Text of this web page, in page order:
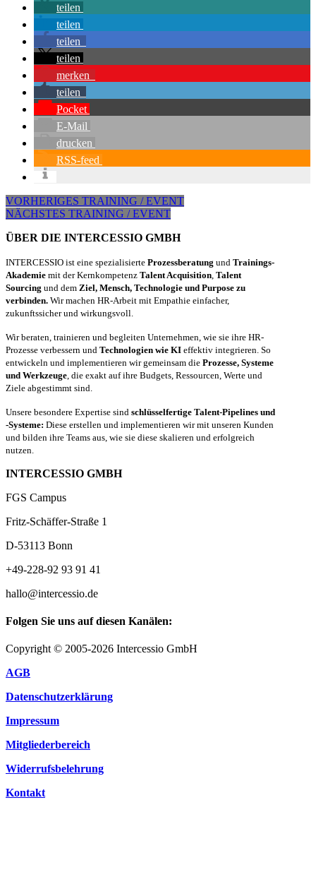
teilen
teilen
teilen
teilen
merken
teilen
Pocket
E-Mail
drucken
RSS-feed
VORHERIGES TRAINING / EVENT
NÄCHSTES TRAINING / EVENT
ÜBER DIE INTERCESSIO GMBH
INTERCESSIO ist eine spezialisierte Prozessberatung und Trainings-
Akademie mit der Kernkompetenz Talent Acquisition Talent
Sourcing und dem Ziel, Mensch, Technologie und Purpose zu
verbinden. Wir machen HR-Arbeit mit Empathie einfacher,
zukunftssicher und wirkungsvoll.
Wir beraten, trainieren und begleiten Unternehmen, wie sie ihre HR-
Prozesse verbessern und Technologien wie KI effektiv integrieren. So
entwickeln und implementieren wir gemeinsam die Prozesse, Systeme
und Werkzeuge , die exakt auf ihre Budgets, Ressourcen, Werte und
Ziele abgestimmt sind.
Unsere besondere Expertise sind schlüsselfertige Talent-Pipelines und
-Systeme: Diese erstellen und implementieren wir mit unseren Kunden
und bilden ihre Teams aus, wie sie diese skalieren und erfolgreich
nutzen.
INTERCESSIO GMBH
FGS Campus
Fritz-Schäffer-Straße 1
D-53113 Bonn
+49-228-92 93 91 41
hallo@intercessio.de
Folgen Sie uns auf diesen Kanälen:
Copyright © 2005-2026 Intercessio GmbH
AGB
Datenschutzerklärung
Impressum
Mitgliederbereich
Widerrufsbelehrung
Kontakt